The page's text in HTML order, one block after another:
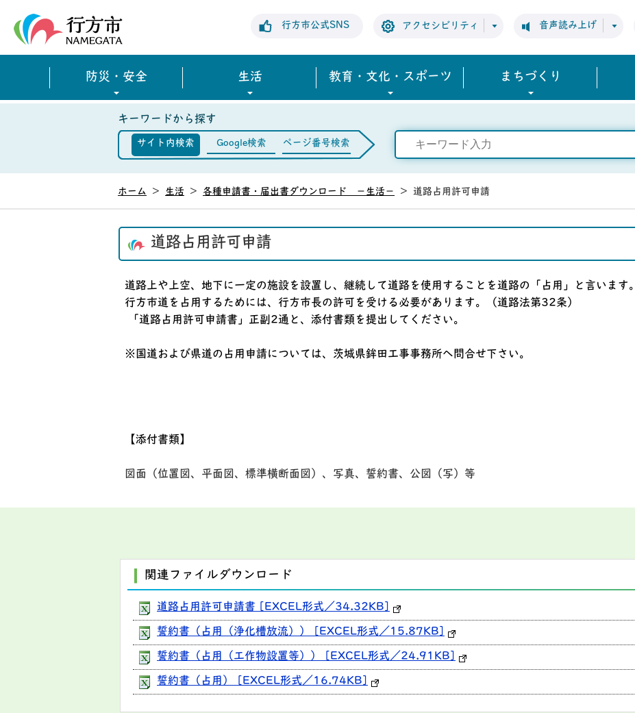
行方市公式SNS アクセシビリティ 音声読み上げ
防災・安全 生活 教育・文化・スポーツ まちづくり
キーワードから探す
サイト内検索 Google検索 ページ番号検索
ホーム > 生活 > 各種申請書・届出書ダウンロード －生活－ > 道路占用許可申請
道路占用許可申請
道路上や上空、地下に一定の施設を設置し、継続して道路を使用することを道路の「占用」と言います。
行方市道を占用するためには、行方市長の許可を受ける必要があります。（道路法第32条）
「道路占用許可申請書」正副2通と、添付書類を提出してください。
※国道および県道の占用申請については、茨城県鉾田工事事務所へ問合せ下さい。
【添付書類】
図面（位置図、平面図、標準横断面図）、写真、誓約書、公図（写）等
関連ファイルダウンロード
道路占用許可申請書 [EXCEL形式／34.32KB]
誓約書（占用（浄化槽放流）） [EXCEL形式／15.87KB]
誓約書（占用（工作物設置等）） [EXCEL形式／24.91KB]
誓約書（占用） [EXCEL形式／16.74KB]